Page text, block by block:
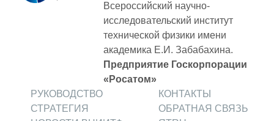
Всероссийский научно-
исследовательский институт
технической физики имени
академика Е.И. Забабахина.
Предприятие Госкорпорации
«Росатом»
РУКОВОДСТВО
СТРАТЕГИЯ
КОНТАКТЫ
ОБРАТНАЯ СВЯЗЬ